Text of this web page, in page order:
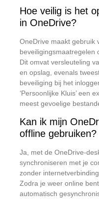
Hoe veilig is het
in OneDrive?
OneDrive maakt gebruik
beveiligingsmaatregelen
Dit omvat versleuteling
en opslag, evenals
beveiliging bij het
‘Persoonlijke Kluis’ een
meest gevoelige
Kan ik mijn
offline gebruiken?
Ja, met de OneDrive-
synchroniseren met je
zonder
Zodra je weer online
automatisch